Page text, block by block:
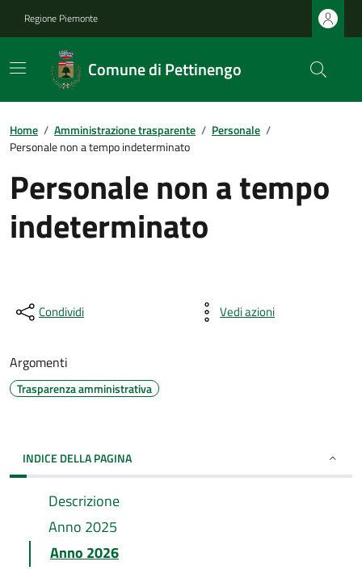
Regione Piemonte
Comune di Pettinengo
Home / Amministrazione trasparente / Personale /
Personale non a tempo indeterminato
Personale non a tempo
indeterminato
Condividi Vedi azioni
Argomenti
Trasparenza amministrativa
INDICE DELLA PAGINA
Descrizione
Anno 2025
Anno 2026